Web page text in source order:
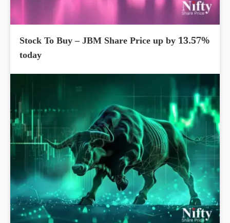
Stock To Buy – JBM Share Price up by 13.57%
today